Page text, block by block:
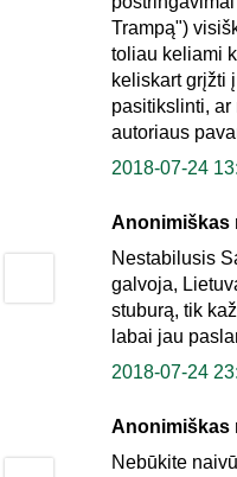
Trampą")
toliau keliami
keliskart grįžti
pasitikslinti,
autoriaus
2018-07-24
Anonimiškas
Nestabilusis
galvoja,
stuburą, tik
labai jau
2018-07-24
Anonimiškas
Nebūkite